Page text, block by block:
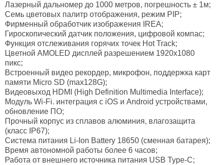
Лазерный дальномер до 1000 метров, погрешность ± 1м;
Семь цветовых палитр отображения, режим PIP;
Фирменный обработчик изображения IREA;
Гироскопический датчик положения, цифровой компас;
Функция отслеживания горячих точек Hot Track;
Цветной AMOLED дисплей разрешением 1920х1080
пикс;
Встроенный видео рекордер, микрофон, поддержка карт
памяти Micro SD (max128G);
Видеовыход HDMI (High Definition Multimedia Interface);
Модуль Wi-Fi. интеграция с iOS и Android устройствами,
обновление ПО;
Прочный корпус из сплавов алюминия, влагозащита
(класс IP67);
Система питания Li-Ion Battery 18650 (сменная батарея);
Время автономной работы более 6 часов;
Работа от внешнего источника питания USB Type-C;